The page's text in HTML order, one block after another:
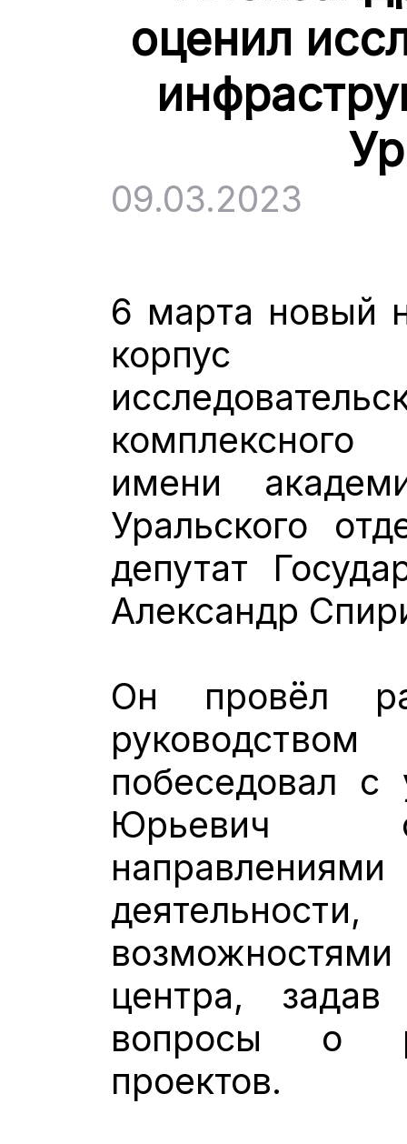
оценил
09.03.2023
6 марта новый
корпус
имени
Уральского
депутат
Александр
Он провёл
побеседовал с
Юрьевич
деятельности,
центра,
вопросы о
проектов.